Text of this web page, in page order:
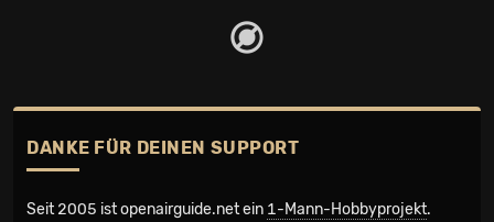
DANKE FÜR DEINEN SUPPORT
Seit 2005 ist openairguide.net ein 1-Mann-Hobbyprojekt.